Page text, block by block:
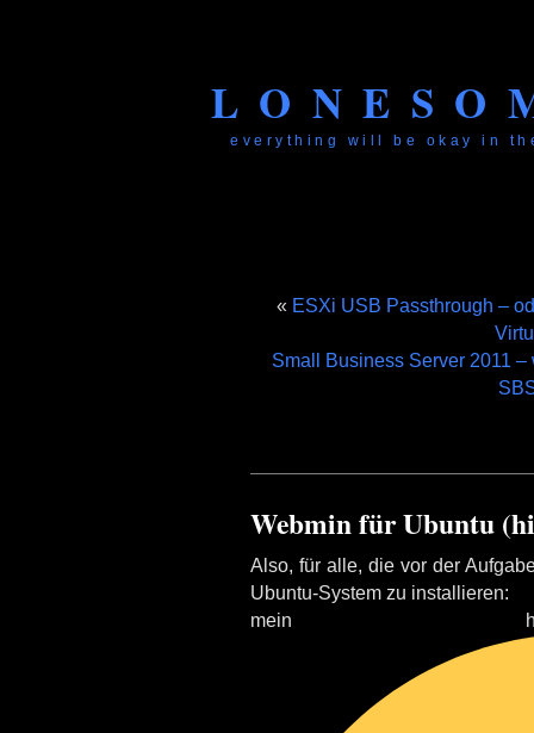
everything will be okay in
« ESXi USB Passthrough –
Small Business Server 2011
Webmin für Ubuntu
Also, für alle, die vor der
Ubuntu-System zu installieren:
mein